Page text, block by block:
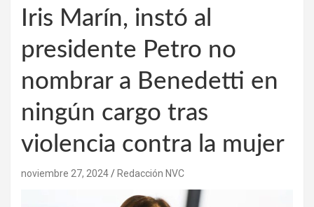
Iris Marín, instó al
presidente Petro no
nombrar a Benedetti en
ningún cargo tras
violencia contra la mujer
noviembre 27, 2024 Redacción NVC